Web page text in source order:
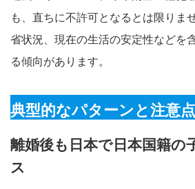
も、直ちに不許可となるとは限りま
省状況、現在の生活の安定性などを
る傾向があります。
典型的なパターンと注意点
離婚後も日本で日本国籍の
ス